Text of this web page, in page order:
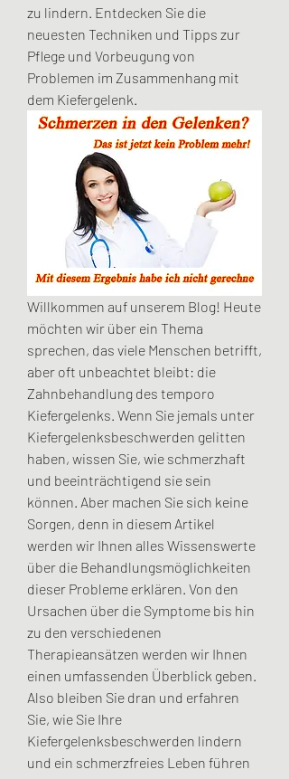
zu lindern. Entdecken Sie die
neuesten Techniken und Tipps zur
Pflege und Vorbeugung von
Problemen im Zusammenhang mit
dem Kiefergelenk.
Willkommen auf unserem Blog! Heute
möchten wir über ein Thema
sprechen, das viele Menschen betrifft,
aber oft unbeachtet bleibt: die
Zahnbehandlung des temporo
Kiefergelenks. Wenn Sie jemals unter
Kiefergelenksbeschwerden gelitten
haben, wissen Sie, wie schmerzhaft
und beeinträchtigend sie sein
können. Aber machen Sie sich keine
Sorgen, denn in diesem Artikel
werden wir Ihnen alles Wissenswerte
über die Behandlungsmöglichkeiten
dieser Probleme erklären. Von den
Ursachen über die Symptome bis hin
zu den verschiedenen
Therapieansätzen werden wir Ihnen
einen umfassenden Überblick geben.
Also bleiben Sie dran und erfahren
Sie, wie Sie Ihre
Kiefergelenksbeschwerden lindern
und ein schmerzfreies Leben führen